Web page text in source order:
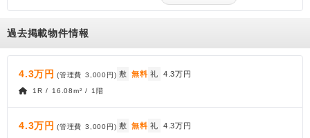
過去掲載物件情報
4.3万円 (管理費 3,000円) 敷 無料 礼 4.3万円
1R / 16.08m² / 1階
4.3万円 (管理費 3,000円) 敷 無料 礼 4.3万円